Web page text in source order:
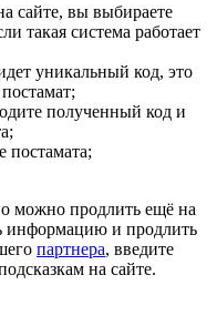
сайте, вы выбираете
такая система работает
уникальный код, это
полученный код и
постамата;
можно продлить ещё на
информацию и продлить
партнера, введите
на сайте.